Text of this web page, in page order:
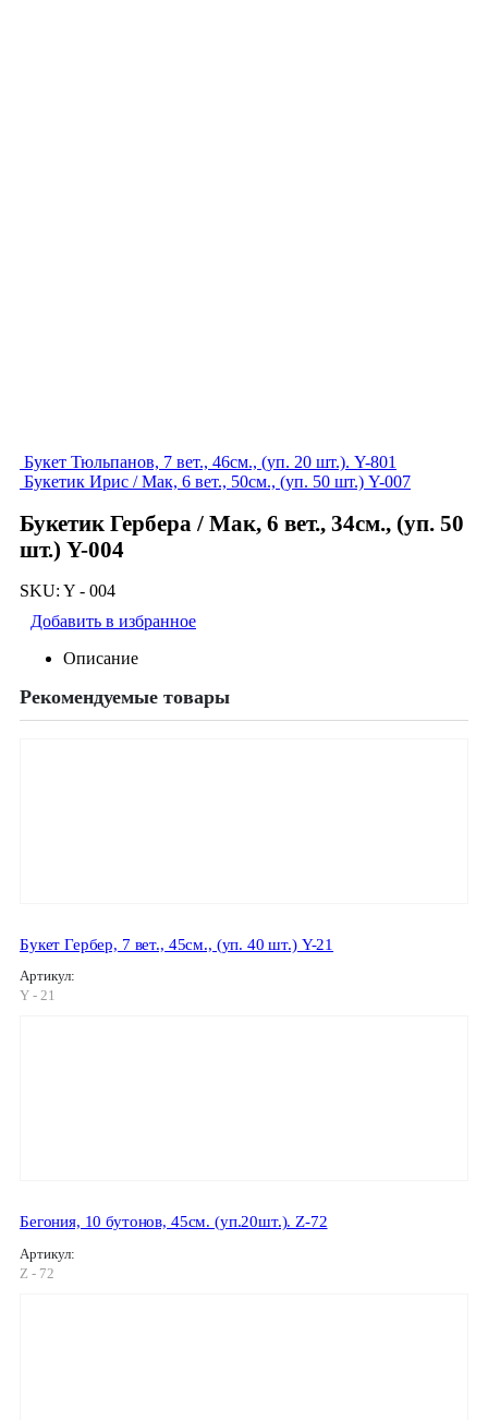
Букет Тюльпанов, 7 вет., 46см., (уп. 20 шт.). Y-801
Букетик Ирис / Мак, 6 вет., 50см., (уп. 50 шт.) Y-007
Букетик Гербера / Мак, 6 вет., 34см., (уп. 50
шт.) Y-004
SKU: Y - 004
Добавить в избранное
Описание
Рекомендуемые товары
Букет Гербер, 7 вет., 45см., (уп. 40 шт.) Y-21
Артикул:
Y - 21
Бегония, 10 бутонов, 45см. (уп.20шт.). Z-72
Артикул:
Z - 72